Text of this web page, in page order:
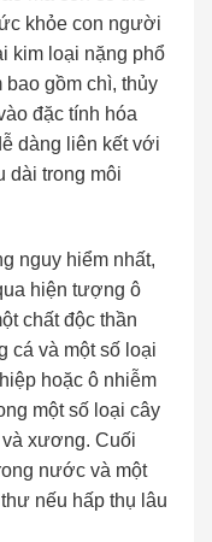
khỏe con người
kim loại nặng phổ
gồm chì, thủy
đặc tính hóa
dàng liên kết với
dài trong môi
nguy hiểm nhất,
hiện tượng ô
chất độc thần
cá và một số loại
hoặc ô nhiễm
một số loại cây
xương. Cuối
nước và một
nếu hấp thụ lâu